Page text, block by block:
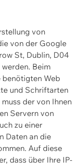
von
von der Google
St, Dublin, D04
Beim
benötigten Web
und Schriftarten
der von Ihnen
Servern von
zu einer
Daten an die
Auf diese
dass über Ihre IP-